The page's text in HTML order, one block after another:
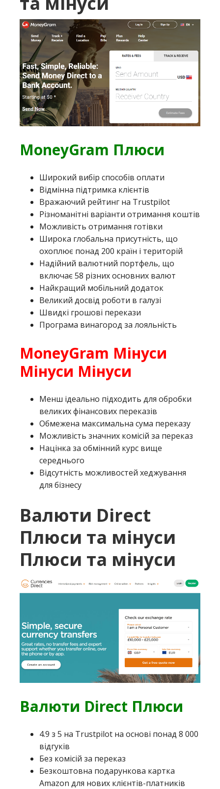
MoneyGram Плюси
Широкий вибір способів оплати
Відмінна підтримка клієнтів
Вражаючий рейтинг на Trustpilot
Різноманітні варіанти отримання коштів
Можливість отримання готівки
Широка глобальна присутність, що
охоплює понад 200 країн і територій
Надійний валютний портфель, що
включає 58 різних основних валют
Найкращий мобільний додаток
Великий досвід роботи в галузі
Швидкі грошові перекази
Програма винагород за лояльність
MoneyGram Мінуси
Мінуси Мінуси
Менш ідеально підходить для обробки
великих фінансових переказів
Обмежена максимальна сума переказу
Можливість значних комісій за переказ
Націнка за обмінний курс вище
середнього
Відсутність можливостей хеджування
для бізнесу
Валюти Direct
Плюси та мінуси
Плюси та мінуси
Валюти Direct Плюси
4.9 з 5 на Trustpilot на основі понад 8 000
відгуків
Без комісій за переказ
Безкоштовна подарункова картка
Amazon для нових клієнтів-платників